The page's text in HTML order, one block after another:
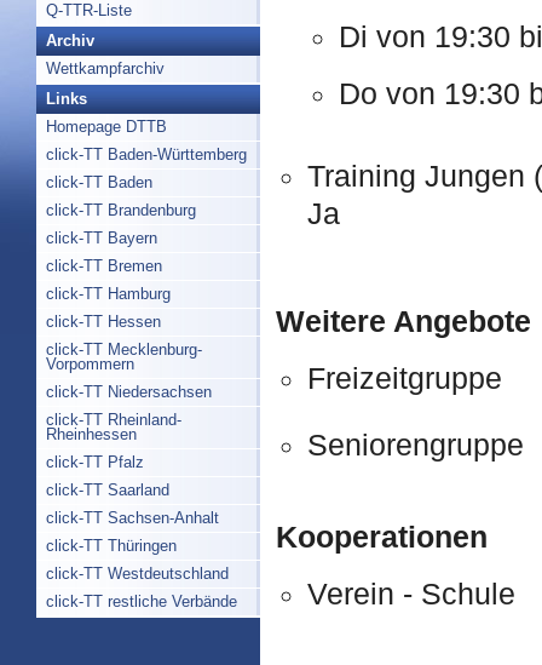
Q-TTR-Liste
Archiv
Wettkampfarchiv
Links
Homepage DTTB
click-TT Baden-Württemberg
click-TT Baden
click-TT Brandenburg
click-TT Bayern
click-TT Bremen
click-TT Hamburg
click-TT Hessen
click-TT Mecklenburg-
Vorpommern
click-TT Niedersachsen
click-TT Rheinland-
Rheinhessen
click-TT Pfalz
click-TT Saarland
click-TT Sachsen-Anhalt
click-TT Thüringen
click-TT Westdeutschland
click-TT restliche Verbände
Di von 19:30
Do von 19:30
Training Jungen
Ja
Weitere Angebote
Freizeitgruppe
Seniorengruppe
Kooperationen
Verein - Schule